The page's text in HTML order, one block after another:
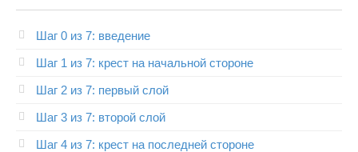
Шаг 0 из 7: введение
Шаг 1 из 7: крест на начальной стороне
Шаг 2 из 7: первый слой
Шаг 3 из 7: второй слой
Шаг 4 из 7: крест на последней стороне